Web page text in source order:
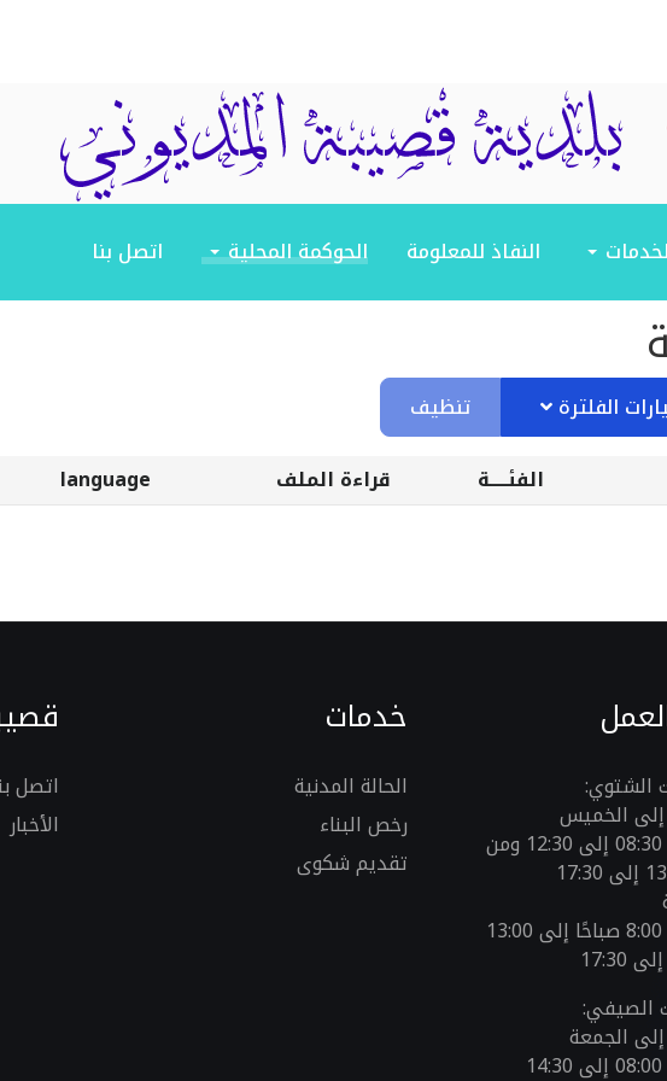
النفاذ للمعلومة الحوكمة المحلية اتصل بنا
الفلترة
تنظيف
الفئـــــة قراءة الملف language
الشتوي:
إلى الخميس
من الساعة 08:30 إلى 12:30 ومن
من الساعة 8:00 صباحًا إلى 13:00
الصيفي:
الجمعة
خدمات
الحالة المدنية
رخص البناء
تقديم شكوى
اتصل
الأخبار